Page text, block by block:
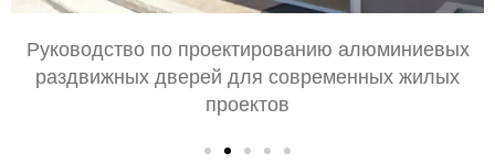
Руководство по проектированию алюминиевых
раздвижных дверей для современных жилых
проектов